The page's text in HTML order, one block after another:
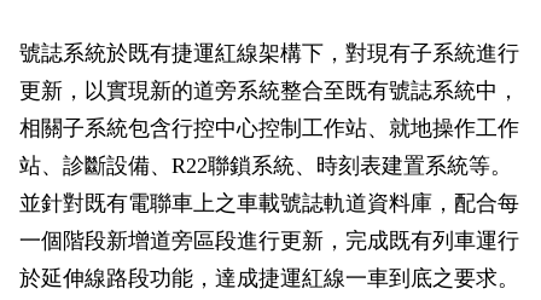
號誌系統於既有捷運紅線架構下，對現有子系統進行
更新，以實現新的道旁系統整合至既有號誌系統中，
相關子系統包含行控中心控制工作站、就地操作工作
站、診斷設備、R22聯鎖系統、時刻表建置系統等。
並針對既有電聯車上之車載號誌軌道資料庫，配合每
一個階段新增道旁區段進行更新，完成既有列車運行
於延伸線路段功能，達成捷運紅線一車到底之要求。